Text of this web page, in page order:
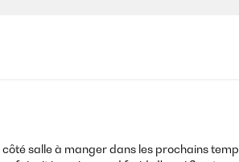
teléfono.
salle à manger dans les prochains